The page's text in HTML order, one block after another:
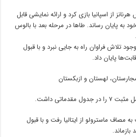
از اسپانیا بازی کرد و ارائه نمایشی قابل
۱۵ بر ۹ به سود خود به پایان رساند. طاها در مرحله بعد با بالوس
تلاش فراوان راه به جایی نبرد و با قبول
پایان داد.
لهستان و ازبکستان
مصاف ماسترولو از ایتالیا رفت و با قبول